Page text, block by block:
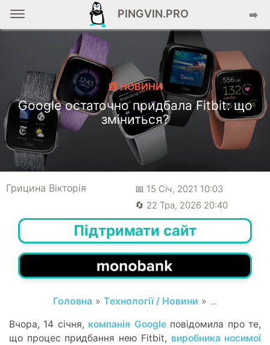
PINGVIN.PRO ➡️
📰 НОВИНИ
Google остаточно придбала Fitbit: що
зміниться?
Грицина Вікторія
📅 15 Січ, 2021 10:03
🔄 22 Тра, 2026 20:40
Підтримати сайт
Головна » Технології / Новини » ...
Вчора, 14 січня, компанія Googleповідомила про те,
що процес придбання нею Fitbit, виробника носимої